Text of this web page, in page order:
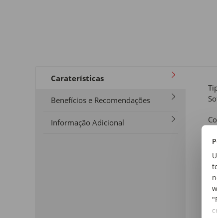
Caraterísticas
Benefícios e Recomendações
Informação Adicional